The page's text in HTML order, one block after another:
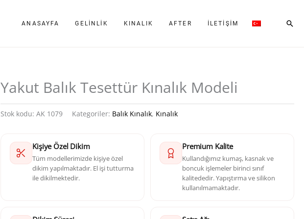
ANASAYFA GELINLIK KINALIK AFTER İLETIŞIM
Yakut Balık Tesettür Kınalık Modeli
Stok kodu:AK 1079 Kategoriler: Balık Kınalık, Kınalık
Kişiye Özel Dikim
Tüm modellerimizde kişiye özel
dikim yapılmaktadır. El işi tutturma
ile dikilmektedir.
Premium Kalite
Kullandığımız kumaş, kasnak ve
boncuk işlemeler birinci sınıf
kalitededir. Yapıştırma ve silikon
kullanılmamaktadır.